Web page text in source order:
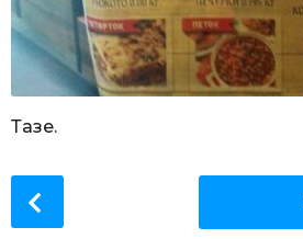
Тазе.
o